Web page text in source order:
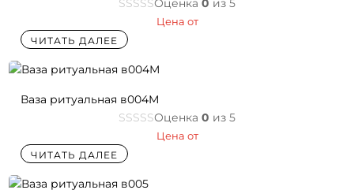
Оценка 0 из 5
Цена от
ЧИТАТЬ ДАЛЕЕ
Ваза ритуальная в004М
Оценка 0 из 5
Цена от
ЧИТАТЬ ДАЛЕЕ